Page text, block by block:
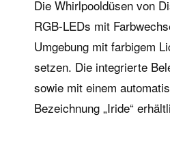
Die Whirlpooldüsen von
RGB-LEDs mit
Umgebung mit farbigem
setzen. Die integrierte
sowie mit einem
Bezeichnung „Iride“